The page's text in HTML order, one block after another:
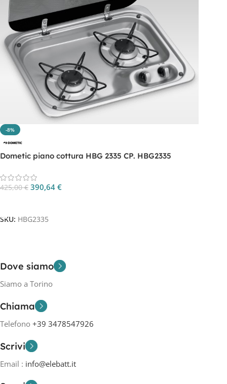
-8%
Dometic piano cottura HBG 2335 CP. HBG2335
425,00€ 390,64 €
SKU: HBG2335
Dove siamo
Siamo a Torino
Chiama
Telefono +39 3478547926
Scrivi
Email : info@elebatt.it